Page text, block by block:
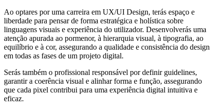
Ao optares por uma carreira em UX/UI Design, terás espaço e
liberdade para pensar de forma estratégica e holística sobre
linguagens visuais e experiência do utilizador. Desenvolverás uma
atenção apurada ao pormenor, à hierarquia visual, à tipografia, ao
equilíbrio e à cor, assegurando a qualidade e consistência do design
em todas as fases de um projeto digital.
Serás também o profissional responsável por definir guidelines,
garantir a coerência visual e alinhar forma e função, assegurando
que cada pixel contribui para uma experiência digital intuitiva e
eficaz.